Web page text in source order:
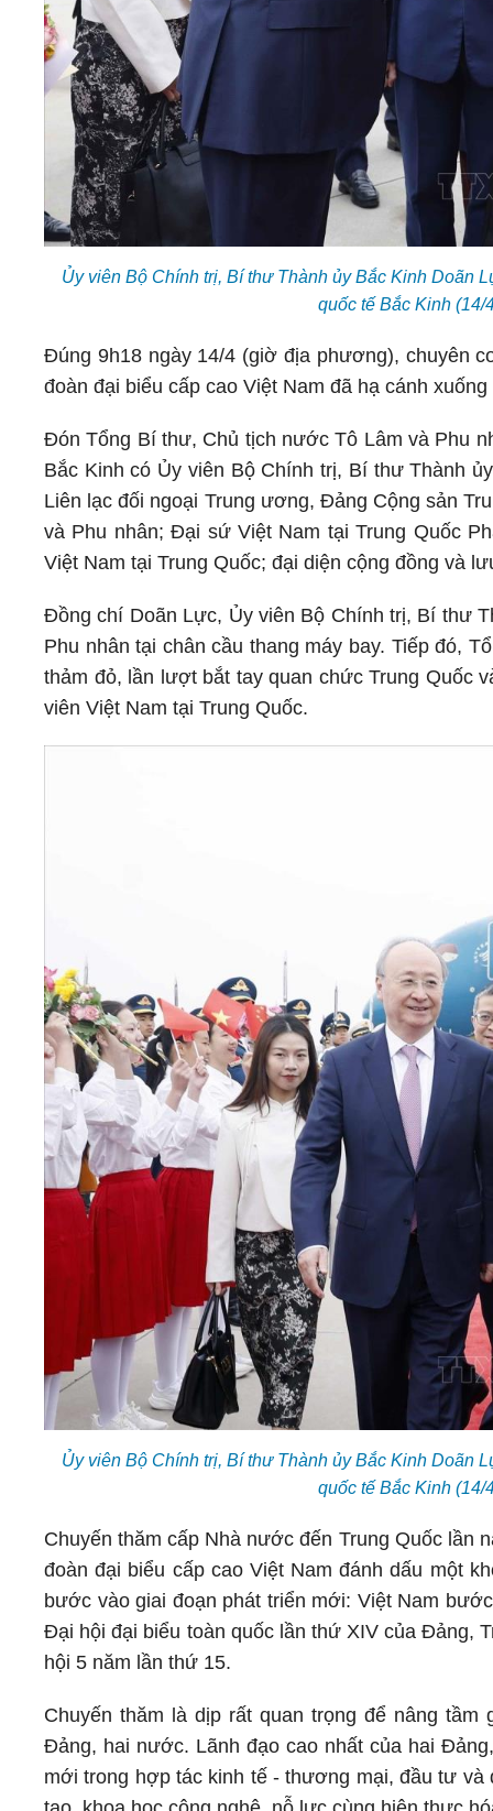
Ủy viên Bộ Chính trị, Bí thư Thành ủy Bắc Kinh Doãn
quốc tế Bắc Kinh (14/
Đúng 9h18 ngày 14/4 (giờ địa phương), chuyên
đoàn đại biểu cấp cao Việt Nam đã hạ cánh
Đón Tổng Bí thư, Chủ tịch nước Tô Lâm và Phu
Bắc Kinh có Ủy viên Bộ Chính trị, Bí thư Thành
Liên lạc đối ngoại Trung ương, Đảng Cộng sản
và Phu nhân; Đại sứ Việt Nam tại Trung Quốc
Việt Nam tại Trung Quốc; đại diện cộng đồng và
Đồng chí Doãn Lực, Ủy viên Bộ Chính trị, Bí thư
Phu nhân tại chân cầu thang máy bay. Tiếp đó,
thảm đỏ, lần lượt bắt tay quan chức Trung Quốc
viên Việt Nam tại Trung Quốc.
Ủy viên Bộ Chính trị, Bí thư Thành ủy Bắc Kinh Doãn
quốc tế Bắc Kinh (14/
Chuyến thăm cấp Nhà nước đến Trung Quốc lần
đoàn đại biểu cấp cao Việt Nam đánh dấu một
bước vào giai đoạn phát triển mới: Việt Nam
Đại hội đại biểu toàn quốc lần thứ XIV của Đảng,
hội 5 năm lần thứ 15.
Chuyến thăm là dịp rất quan trọng để nâng
Đảng, hai nước. Lãnh đạo cao nhất của hai
mới trong hợp tác kinh tế - thương mại, đầu tư